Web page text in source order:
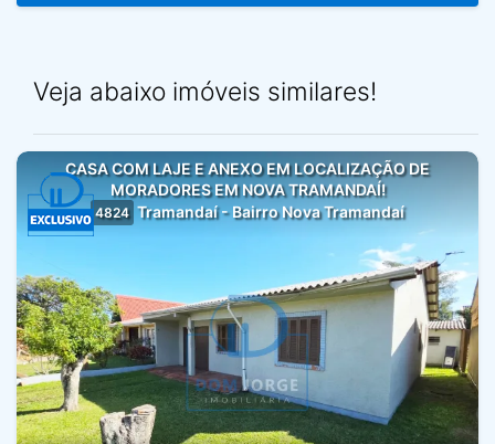
Veja abaixo imóveis similares!
CASA COM LAJE E ANEXO EM LOCALIZAÇÃO DE
MORADORES EM NOVA TRAMANDAÍ!
4824 Tramandaí - Bairro Nova Tramandaí